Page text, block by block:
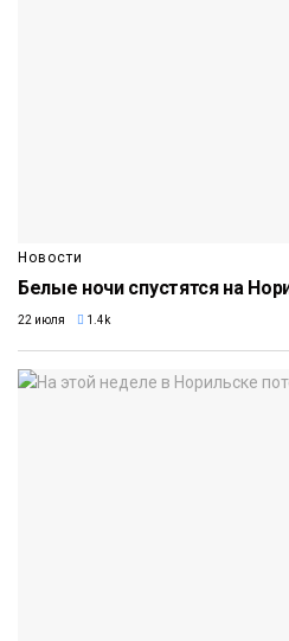
Новости
Белые ночи спустятся на
22 июля 1.4k